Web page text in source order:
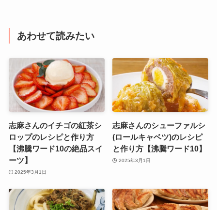
あわせて読みたい
志麻さんのイチゴの紅茶シ
ロップのレシピと作り方
【沸騰ワード10の絶品スイ
ーツ】
2025年3月1日
志麻さんのシューファルシ
(ロールキャベツ)のレシピ
と作り方【沸騰ワード10】
2025年3月1日